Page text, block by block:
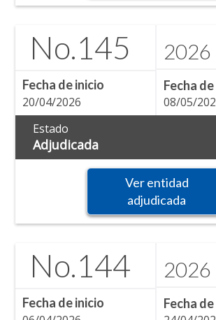
No.145 2026
Fecha de inicio
20/04/2026
Fecha
08/05/
Estado
Adjudicada
Ver entidad
adjudicada
No.144 2026
Fecha de inicio
Fecha